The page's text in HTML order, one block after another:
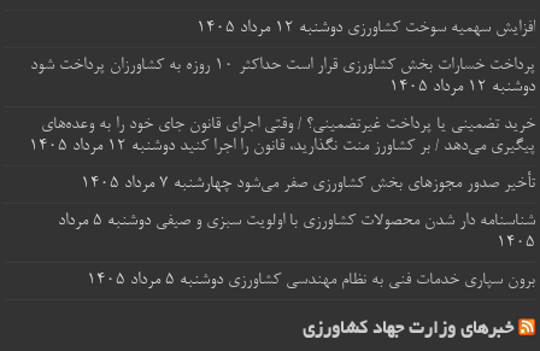
افزایش سهمیه سوخت کشاورزی دوشنبه ۱۲ مرداد ۱۴۰۵
پرداخت خسارات‌ بخش کشاورزی قرار است حداکثر ۱۰ روزه به کشاورزان پرداخت شود
دوشنبه ۱۲ مرداد ۱۴۰۵
خرید تضمینی یا پرداخت غیرتضمینی؟ / وقتی اجرای قانون جای خود را به وعده‌های
پیگیری می‌دهد / بر کشاورز منت نگذارید، قانون را اجرا کنید دوشنبه ۱۲ مرداد ۱۴۰۵
تأخیر صدور مجوزهای بخش کشاورزی صفر می‌شود چهارشنبه ۷ مرداد ۱۴۰۵
شناسنامه‌ دار شدن محصولات کشاورزی با اولویت سبزی و صیفی
دوشنبه ۵ مرداد
۱۴۰۵
برون‌ سپاری خدمات فنی به نظام مهندسی کشاورزی دوشنبه ۵ مرداد ۱۴۰۵
خبرهای وزارت جهاد کشاورزی